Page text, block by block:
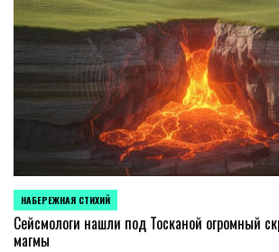
POSTED
IN
НАБЕРЕЖНАЯ СТИХИЙ
Сейсмологи нашли под Тосканой огромный
магмы